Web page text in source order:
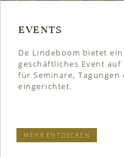
EVENTS
De Lindeboom bietet
geschäftliches Event
für Seminare,
eingerichtet.
MEHR ENTDECKEN